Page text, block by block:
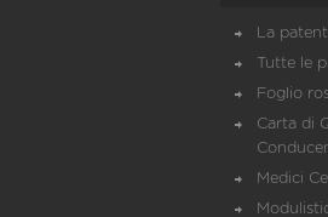
La
Tutte le
Foglio
Carta di
Medici